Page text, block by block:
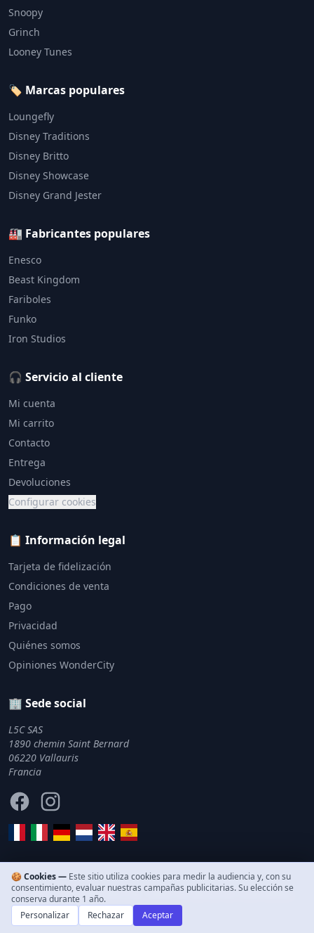
Snoopy
Grinch
Looney Tunes
🏷️ Marcas populares
Loungefly
Disney Traditions
Disney Britto
Disney Showcase
Disney Grand Jester
🏭 Fabricantes populares
Enesco
Beast Kingdom
Fariboles
Funko
Iron Studios
🎧 Servicio al cliente
Mi cuenta
Mi carrito
Contacto
Entrega
Devoluciones
Configurar cookies
📋 Información legal
Tarjeta de fidelización
Condiciones de venta
Pago
Privacidad
Quiénes somos
Opiniones WonderCity
🏢 Sede social
L5C SAS
1890 chemin Saint Bernard
06220 Vallauris
Francia
FacebookInstagram
© 2011–2026 WonderCity. Todos los derechos reservados.
🍪 Cookies — Este sitio utiliza cookies para medir la audiencia y, con su
consentimiento, evaluar nuestras campañas publicitarias. Su elección se
conserva durante 1 año.
Personalizar
Rechazar Aceptar